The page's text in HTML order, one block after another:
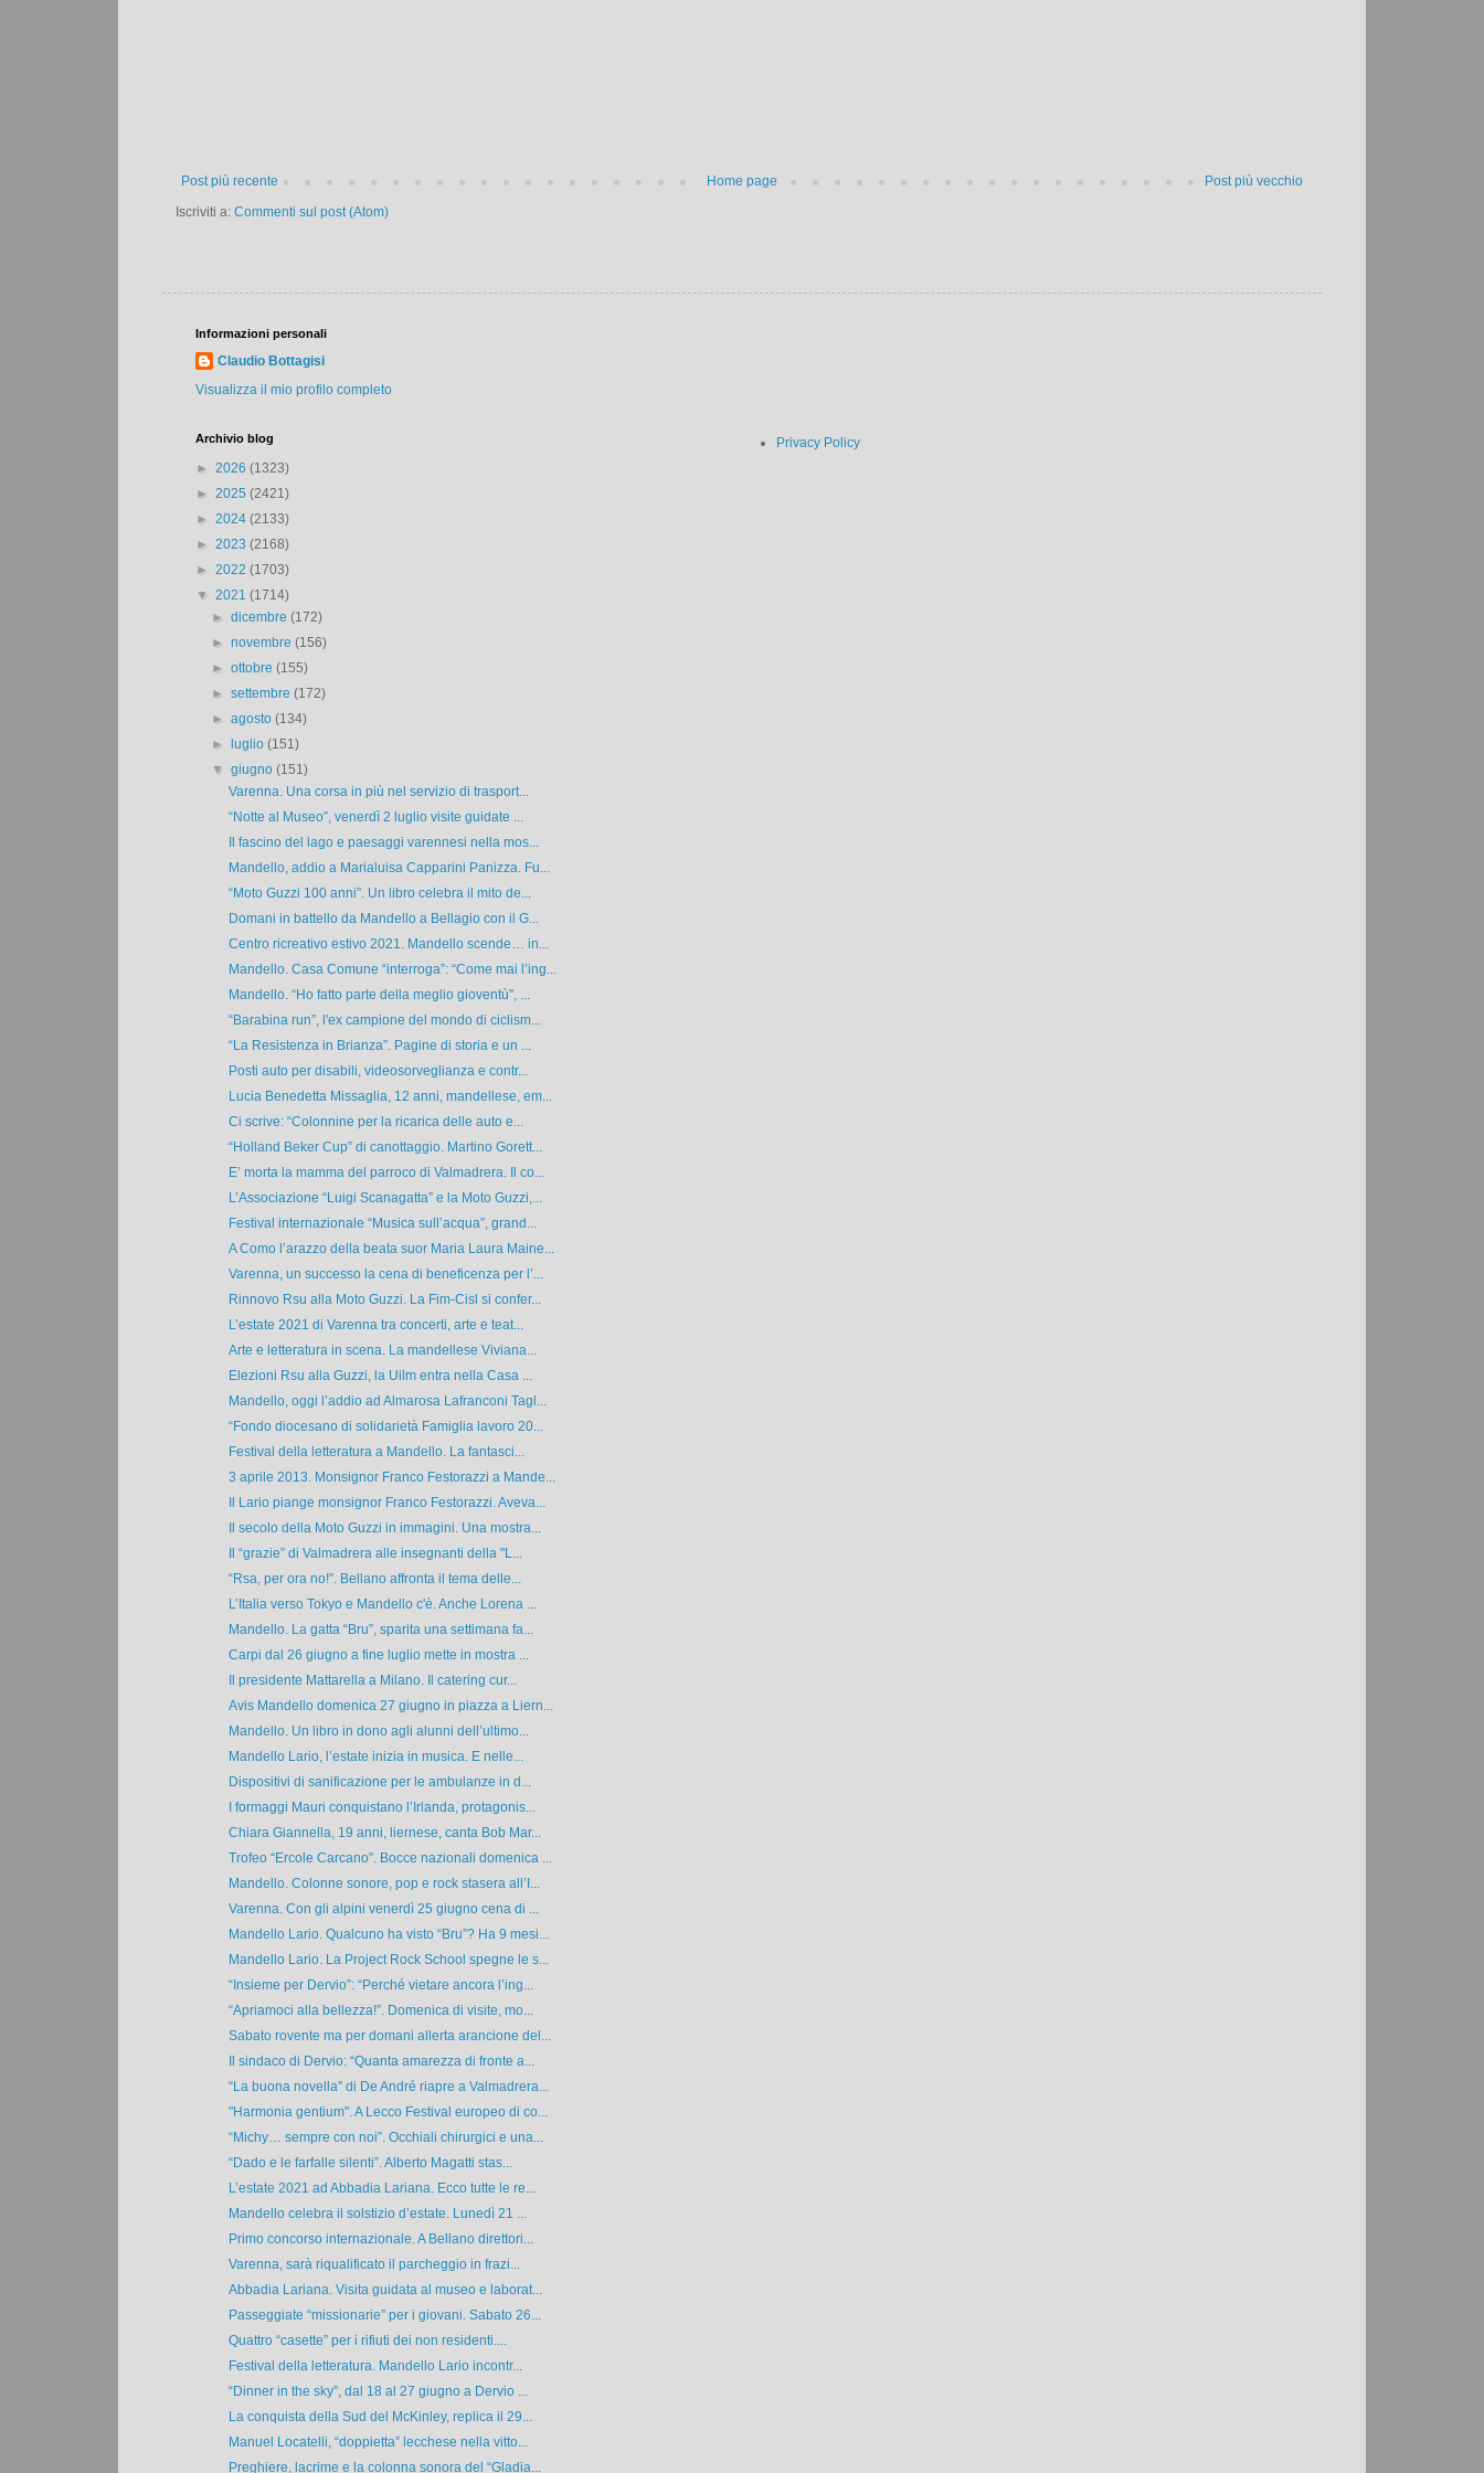
Post più recente Post più vecchio
Home page
Iscriviti a: Commenti sul post (Atom)
Informazioni personali
Claudio Bottagisi
Visualizza il mio profilo completo
Archivio blog
► 2026 (1323)
► 2025 (2421)
► 2024 (2133)
► 2023 (2168)
► 2022 (1703)
▼ 2021 (1714)
►dicembre(172)
►novembre(156)
►ottobre(155)
►settembre(172)
►agosto(134)
►luglio(151)
▼giugno(151)
Varenna. Una corsa in più nel servizio di trasport...
“Notte al Museo”, venerdì 2 luglio visite guidate ...
Il fascino del lago e paesaggi varennesi nella mos...
Mandello, addio a Marialuisa Capparini Panizza. Fu...
“Moto Guzzi 100 anni”. Un libro celebra il mito de...
Domani in battello da Mandello a Bellagio con il G...
Centro ricreativo estivo 2021. Mandello scende… in...
Mandello. Casa Comune “interroga”: “Come mai l’ing...
Mandello. “Ho fatto parte della meglio gioventù”, ...
“Barabina run”, l'ex campione del mondo di ciclism...
“La Resistenza in Brianza”. Pagine di storia e un ...
Posti auto per disabili, videosorveglianza e contr...
Lucia Benedetta Missaglia, 12 anni, mandellese, em...
Ci scrive: “Colonnine per la ricarica delle auto e...
“Holland Beker Cup” di canottaggio. Martino Gorett...
E’ morta la mamma del parroco di Valmadrera. Il co...
L’Associazione “Luigi Scanagatta” e la Moto Guzzi,...
Festival internazionale “Musica sull’acqua”, grand...
A Como l’arazzo della beata suor Maria Laura Maine...
Varenna, un successo la cena di beneficenza per l’...
Rinnovo Rsu alla Moto Guzzi. La Fim-Cisl si confer...
L’estate 2021 di Varenna tra concerti, arte e teat...
Arte e letteratura in scena. La mandellese Viviana...
Elezioni Rsu alla Guzzi, la Uilm entra nella Casa ...
Mandello, oggi l’addio ad Almarosa Lafranconi Tagl...
“Fondo diocesano di solidarietà Famiglia lavoro 20...
Festival della letteratura a Mandello. La fantasci...
3 aprile 2013. Monsignor Franco Festorazzi a Mande...
Il Lario piange monsignor Franco Festorazzi. Aveva...
Il secolo della Moto Guzzi in immagini. Una mostra...
Il “grazie” di Valmadrera alle insegnanti della "L...
“Rsa, per ora no!”. Bellano affronta il tema delle...
L’Italia verso Tokyo e Mandello c'è. Anche Lorena ...
Mandello. La gatta “Bru”, sparita una settimana fa...
Carpi dal 26 giugno a fine luglio mette in mostra ...
Il presidente Mattarella a Milano. Il catering cur...
Avis Mandello domenica 27 giugno in piazza a Liern...
Mandello. Un libro in dono agli alunni dell’ultimo...
Mandello Lario, l’estate inizia in musica. E nelle...
Dispositivi di sanificazione per le ambulanze in d...
I formaggi Mauri conquistano l’Irlanda, protagonis...
Chiara Giannella, 19 anni, liernese, canta Bob Mar...
Trofeo “Ercole Carcano”. Bocce nazionali domenica ...
Mandello. Colonne sonore, pop e rock stasera all’I...
Varenna. Con gli alpini venerdì 25 giugno cena di ...
Mandello Lario. Qualcuno ha visto “Bru”? Ha 9 mesi...
Mandello Lario. La Project Rock School spegne le s...
“Insieme per Dervio”: “Perché vietare ancora l’ing...
“Apriamoci alla bellezza!”. Domenica di visite, mo...
Sabato rovente ma per domani allerta arancione del...
Il sindaco di Dervio: “Quanta amarezza di fronte a...
“La buona novella” di De André riapre a Valmadrera...
"Harmonia gentium". A Lecco Festival europeo di co...
“Michy… sempre con noi”. Occhiali chirurgici e una...
“Dado e le farfalle silenti”. Alberto Magatti stas...
L’estate 2021 ad Abbadia Lariana. Ecco tutte le re...
Mandello celebra il solstizio d’estate. Lunedì 21 ...
Primo concorso internazionale. A Bellano direttori...
Varenna, sarà riqualificato il parcheggio in frazi...
Abbadia Lariana. Visita guidata al museo e laborat...
Passeggiate “missionarie” per i giovani. Sabato 26...
Quattro “casette” per i rifiuti dei non residenti....
Festival della letteratura. Mandello Lario incontr...
“Dinner in the sky”, dal 18 al 27 giugno a Dervio ...
La conquista della Sud del McKinley, replica il 29...
Manuel Locatelli, “doppietta” lecchese nella vitto...
Preghiere, lacrime e la colonna sonora del “Gladia...
Privacy Policy